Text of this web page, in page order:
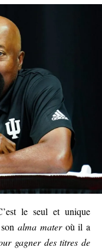
le seul et unique
alma materoù il a
gagner des titres de